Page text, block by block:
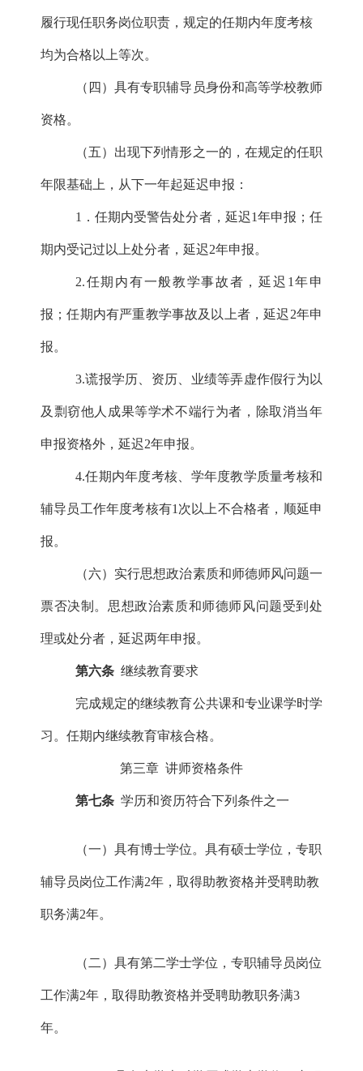
履行现任职务岗位职责，规定的任期内年度考核
均为合格以上等次。
（四）具有专职辅导员身份和高等学校教师
资格。
（五）出现下列情形之一的，在规定的任职
年限基础上，从下一年起延迟申报：
1．任期内受警告处分者，延迟1年申报；任
期内受记过以上处分者，延迟2年申报。
2.任期内有一般教学事故者，延迟1年申
报；任期内有严重教学事故及以上者，延迟2年申
报。
3.谎报学历、资历、业绩等弄虚作假行为以
及剽窃他人成果等学术不端行为者，除取消当年
申报资格外，延迟2年申报。
4.任期内年度考核、学年度教学质量考核和
辅导员工作年度考核有1次以上不合格者，顺延申
报。
（六）实行思想政治素质和师德师风问题一
票否决制。思想政治素质和师德师风问题受到处
理或处分者，延迟两年申报。
第六条 继续教育要求
完成规定的继续教育公共课和专业课学时学
习。任期内继续教育审核合格。
第三章 讲师资格条件
第七条 学历和资历符合下列条件之一
（一） 具有博士学位。具有硕士学位，专职
辅导员岗位工作满2年，取得助教资格并受聘助教
职务满2年。
（二）具有第二学士学位，专职辅导员岗位
工作满2年，取得助教资格并受聘助教职务满3
年。